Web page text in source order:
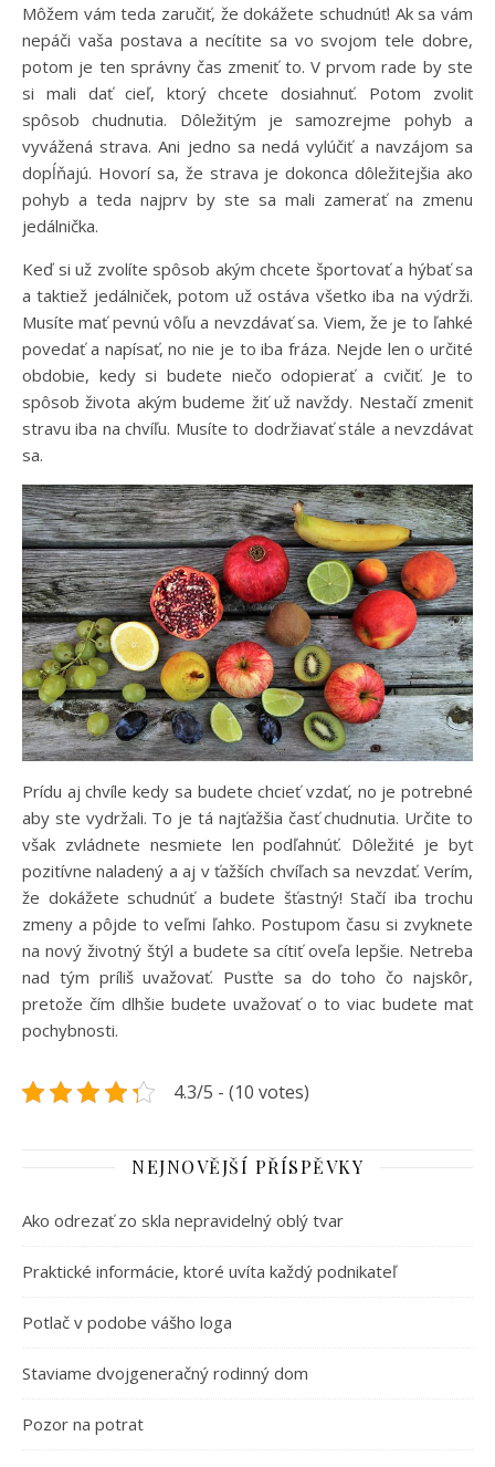
Môžem vám teda zaručiť, že dokážete schudnúť! Ak sa vám
nepáči vaša postava a necítite sa vo svojom tele dobre,
potom je ten správny čas zmeniť to. V prvom rade by ste
si mali dať cieľ, ktorý chcete dosiahnuť. Potom zvoliť
spôsob chudnutia. Dôležitým je samozrejme pohyb a
vyvážená strava. Ani jedno sa nedá vylúčiť a navzájom sa
dopĺňajú. Hovorí sa, že strava je dokonca dôležitejšia ako
pohyb a teda najprv by ste sa mali zamerať na zmenu
jedálnička.
Keď si už zvolíte spôsob akým chcete športovať a hýbať sa
a taktiež jedálniček, potom už ostáva všetko iba na výdrži.
Musíte mať pevnú vôľu a nevzdávať sa. Viem, že je to ľahké
povedať a napísať, no nie je to iba fráza. Nejde len o určité
obdobie, kedy si budete niečo odopierať a cvičiť. Je to
spôsob života akým budeme žiť už navždy. Nestačí zmeniť
stravu iba na chvíľu. Musíte to dodržiavať stále a nevzdávať
sa.
Prídu aj chvíle kedy sa budete chcieť vzdať, no je potrebné
aby ste vydržali. To je tá najťažšia časť chudnutia. Určite to
však zvládnete nesmiete len podľahnúť. Dôležité je byť
pozitívne naladený a aj v ťažších chvíľach sa nevzdať. Verím,
že dokážete schudnúť a budete šťastný! Stačí iba trochu
zmeny a pôjde to veľmi ľahko. Postupom času si zvyknete
na nový životný štýl a budete sa cítiť oveľa lepšie. Netreba
nad tým príliš uvažovať. Pusťte sa do toho čo najskôr,
pretože čím dlhšie budete uvažovať o to viac budete mať
pochybnosti.
4.3/5 - (10 votes)
NEJNOVĚJŠÍ PŘÍSPĚVKY
Ako odrezať zo skla nepravidelný oblý tvar
Praktické informácie, ktoré uvíta každý podnikateľ
Potlač v podobe vášho loga
Staviame dvojgeneračný rodinný dom
Pozor na potrat